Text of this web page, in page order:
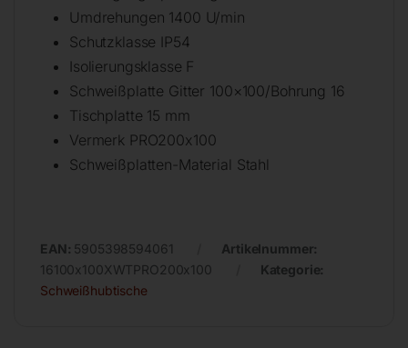
Umdrehungen 1400 U/min
Schutzklasse IP54
Isolierungsklasse F
Schweißplatte Gitter 100×100/Bohrung 16
Tischplatte 15 mm
Vermerk PRO200x100
Schweißplatten-Material Stahl
EAN: 5905398594061
Artikelnummer:
16100x100XWTPRO200x100
Kategorie:
Schweißhubtische